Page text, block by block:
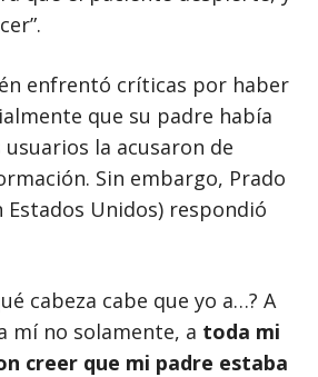
enfrentó críticas por haber
que su padre había
la acusaron de
Sin embargo, Prado
Estados Unidos) respondió
cabeza cabe que yo a…? A
mí no solamente, a toda mi
creer que mi padre estaba